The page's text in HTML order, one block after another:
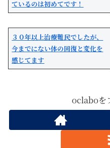
ているのは初めてです！
３０年以上治療難民でしたが、
今までにない体の回復と変化を
感じてます
oclaboを